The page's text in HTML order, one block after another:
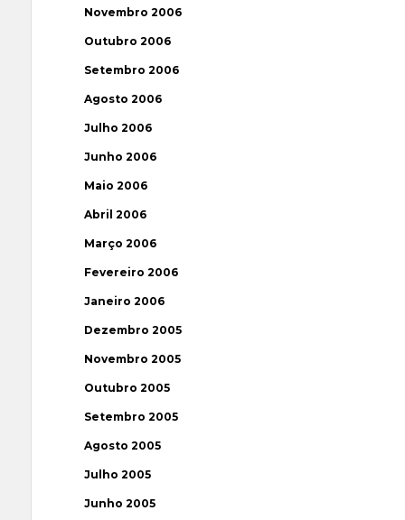
Novembro 2006
Outubro 2006
Setembro 2006
Agosto 2006
Julho 2006
Junho 2006
Maio 2006
Abril 2006
Março 2006
Fevereiro 2006
Janeiro 2006
Dezembro 2005
Novembro 2005
Outubro 2005
Setembro 2005
Agosto 2005
Julho 2005
Junho 2005